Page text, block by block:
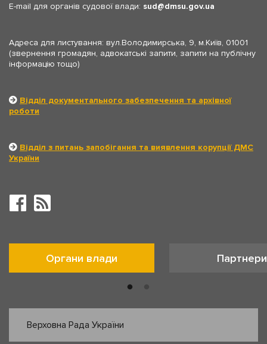
E-mail для органів судової влади: sud dmsu.gov.ua
Адреса для листування: вул.Володимирська, 9, м.Київ, 01001
(звернення громадян, адвокатські запити, запити на публічну
інформацію тощо)
Відділ документального забезпечення та архівної
роботи
Відділ з питань запобігання та виявлення корупції ДМС
України
Органи влади Партнери
Верховна Рада України